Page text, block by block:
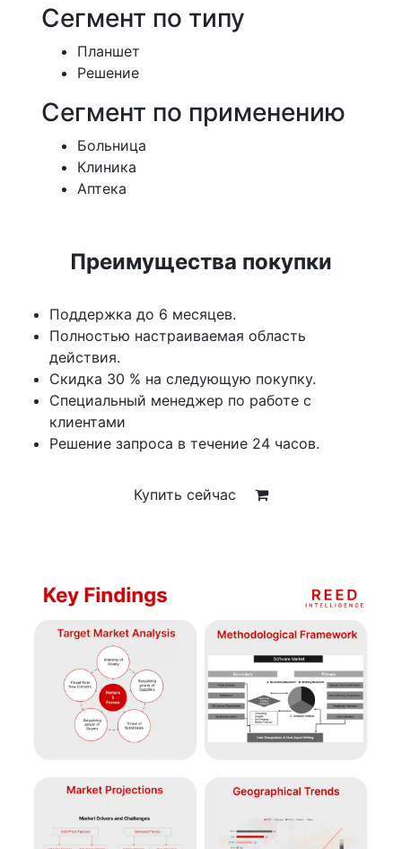
Сегмент по типу
Планшет
Решение
Сегмент по применению
Больница
Клиника
Аптека
Преимущества покупки
Поддержка до 6 месяцев.
Полностью настраиваемая область
действия.
Скидка 30 % на следующую покупку.
Специальный менеджер по работе с
клиентами
Решение запроса в течение 24 часов.
Купить сейчас